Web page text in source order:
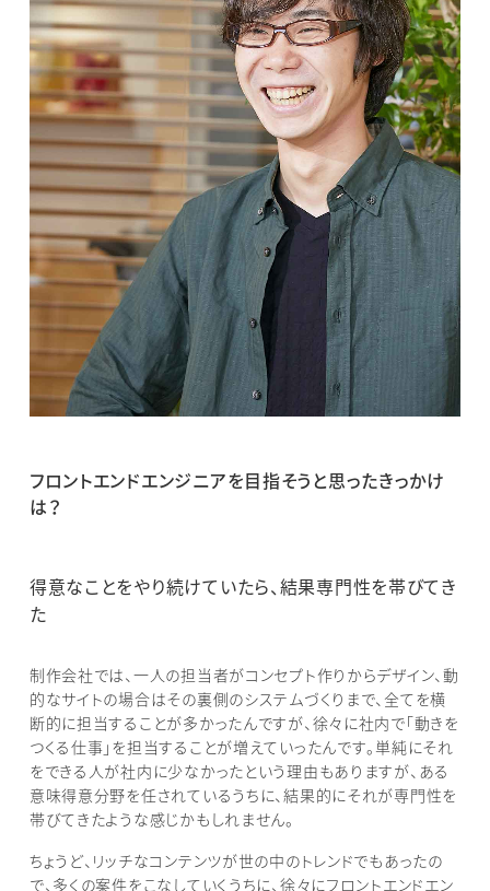
フロントエンドエンジニアを目指そうと思ったきっかけ
は？
得意なことをやり続けていたら、結果専門性を帯びてき
た
制作会社では、一人の担当者がコンセプト作りからデザイン、動
的なサイトの場合はその裏側のシステムづくりまで、全てを横
断的に担当することが多かったんですが、徐々に社内で「動きを
つくる仕事」を担当することが増えていったんです。単純にそれ
をできる人が社内に少なかったという理由もありますが、ある
意味得意分野を任されているうちに、結果的にそれが専門性を
帯びてきたような感じかもしれません。
ちょうど、リッチなコンテンツが世の中のトレンドでもあったの
で、多くの案件をこなしていくうちに、徐々にフロントエンドエン